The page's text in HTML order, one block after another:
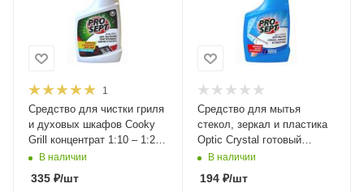
1
Средство для чистки гриля
и духовых шкафов Cooky
Grill концентрат 1:10 – 1:20
/ 0,55 л/12
В наличии
335 ₽/шт
Средство для мытья
стекол, зеркал и пластика
Optic Crystal готовый
раствор / 0,5 л/12
В наличии
194₽/шт